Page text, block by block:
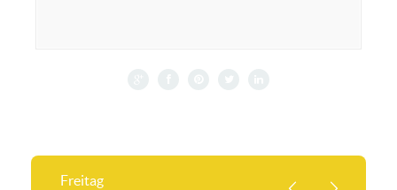
Freitag